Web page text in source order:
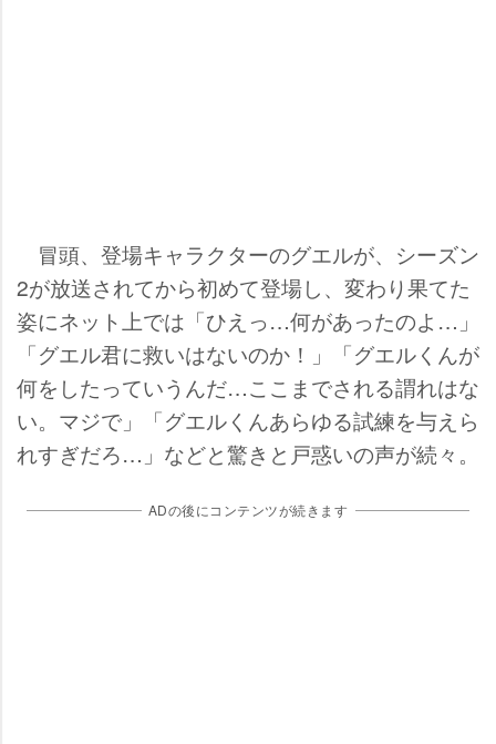
冒頭、登場キャラクターのグエルが、シーズン
2が放送されてから初めて登場し、変わり果てた
姿にネット上では「ひえっ…何があったのよ…」
「グエル君に救いはないのか！」「グエルくんが
何をしたっていうんだ…ここまでされる謂れはな
い。マジで」「グエルくんあらゆる試練を与えら
れすぎだろ…」などと驚きと戸惑いの声が続々。
ADの後にコンテンツが続きます